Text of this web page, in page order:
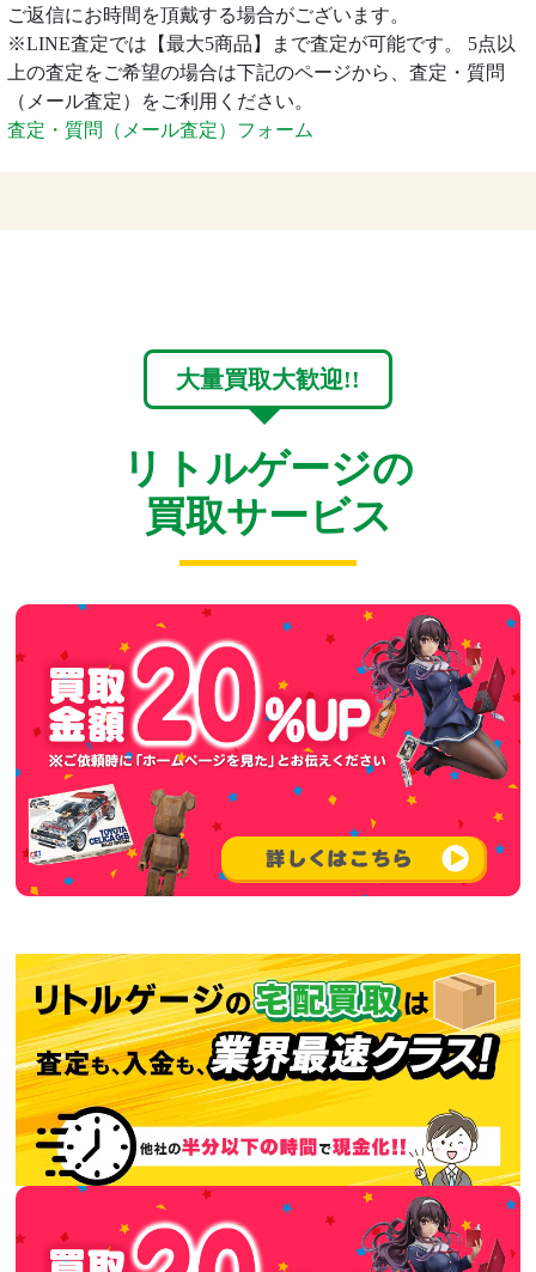
ご返信にお時間を頂戴する場合がございます。
※LINE査定では【最大5商品】まで査定が可能です。 5点以
上の査定をご希望の場合は下記のページから、査定・質問
（メール査定）をご利用ください。
査定・質問（メール査定）フォーム
大量買取大歓迎!!
リトルゲージの
買取サービス